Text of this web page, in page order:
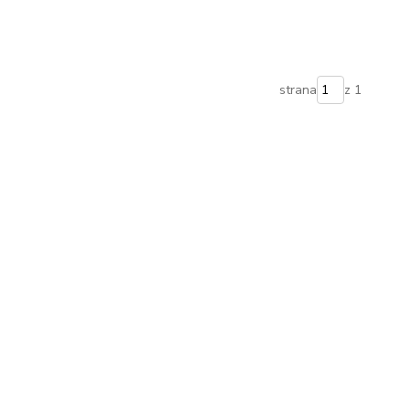
strana z 1